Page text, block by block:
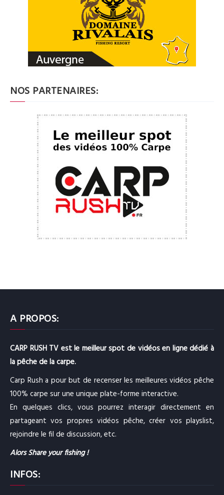
NOS PARTENAIRES:
A PROPOS:
CARP RUSH TV est le meilleur spot de vidéos en ligne dédié à
la pêche de la carpe.
Carp Rush a pour but de recenser les meilleures vidéos pêche
100% carpe sur une unique plate-forme interactive.
En quelques clics, vous pourrez interagir directement en
partageant vos propres vidéos pêche, créer vos playslist,
rejoindre le fil de discussion, etc.
Alors Share your fishing !
INFOS: